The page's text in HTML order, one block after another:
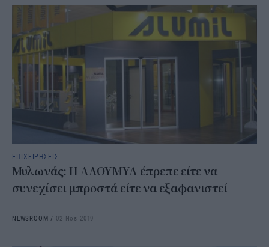
ΕΠΙΧΕΙΡΗΣΕΙΣ
Μυλωνάς: Η ΑΛΟΥΜΥΛ έπρεπε είτε να
συνεχίσει μπροστά είτε να εξαφανιστεί
NEWSROOM / 02 Νοε 2019